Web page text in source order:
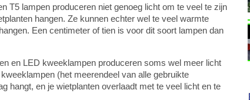
T5 lampen produceren niet genoeg licht om te veel te zijn
hangen. Ze kunnen echter wel te veel warmte
Een centimeter of tien is voor dit soort lampen dan
en LED kweeklampen produceren soms wel meer licht
(het meerendeel van alle gebruikte
hangt, en je wietplanten overlaadt met te veel licht en te